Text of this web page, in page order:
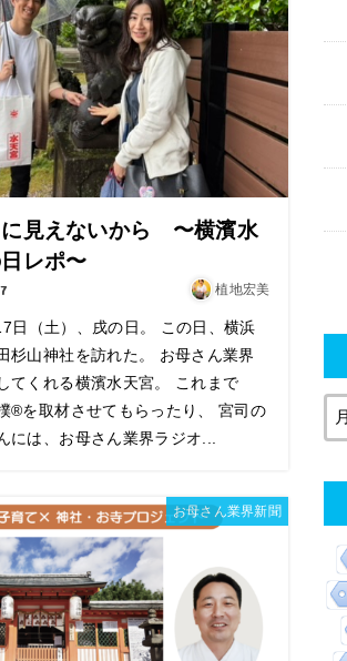
見えないから 〜横濱水
レポ〜
植地宏美
日（土）、戌の日。 この日、横浜
杉山神社を訪れた。 お母さん業界
てくれる横濱水天宮。 これまで
®︎を取材させてもらったり、 宮司の
には、お母さん業界ラジオ...
お母さん業界新聞